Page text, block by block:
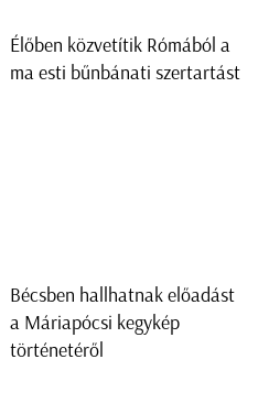
Élőben közvetítik Rómából a
ma esti bűnbánati szertartást
Bécsben hallhatnak előadást
a Máriapócsi kegykép
történetéről